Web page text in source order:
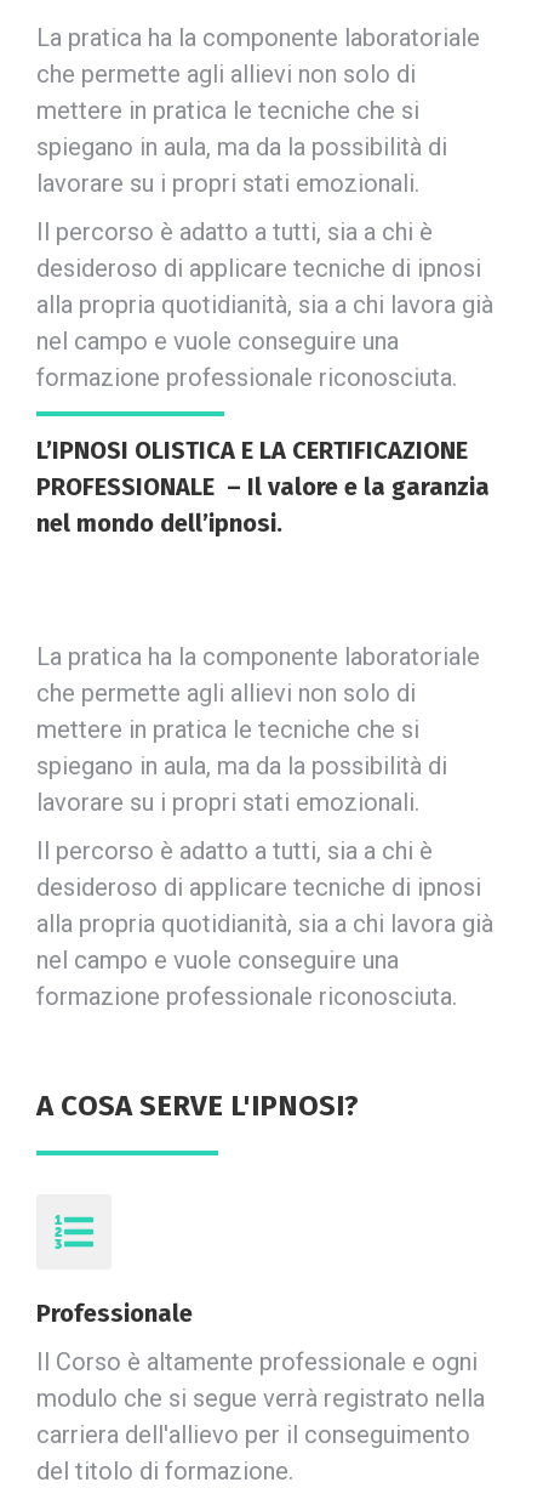
La pratica ha la componente laboratoriale
che permette agli allievi non solo di
mettere in pratica le tecniche che si
spiegano in aula, ma da la possibilità di
lavorare su i propri stati emozionali.
Il percorso è adatto a tutti, sia a chi è
desideroso di applicare tecniche di ipnosi
alla propria quotidianità, sia a chi lavora già
nel campo e vuole conseguire una
formazione professionale riconosciuta.
L’IPNOSI OLISTICA E LA CERTIFICAZIONE
PROFESSIONALE – Il valore e la garanzia
nel mondo dell’ipnosi.
La pratica ha la componente laboratoriale
che permette agli allievi non solo di
mettere in pratica le tecniche che si
spiegano in aula, ma da la possibilità di
lavorare su i propri stati emozionali.
Il percorso è adatto a tutti, sia a chi è
desideroso di applicare tecniche di ipnosi
alla propria quotidianità, sia a chi lavora già
nel campo e vuole conseguire una
formazione professionale riconosciuta.
A COSA SERVE L'IPNOSI?
Professionale
Il Corso è altamente professionale e ogni
modulo che si segue verrà registrato nella
carriera dell'allievo per il conseguimento
del titolo di formazione.